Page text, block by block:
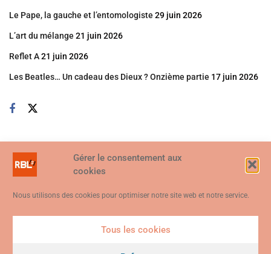
Gérer le consentement aux
cookies
Nous utilisons des cookies pour optimiser notre site web et notre service.
Tous les cookies
Le Pape, la gauche et l’entomologiste 29 juin 2026
L’art du mélange 21 juin 2026
Reflet A21 juin 2026
Les Beatles… Un cadeau des Dieux ? Onzième partie 17 juin 2026